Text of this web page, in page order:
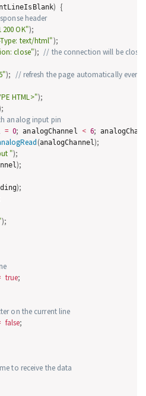
) {
header
200 OK");
text/html");
close"); // the connection will be
); // refresh the page automatically every
HTML>");
;
analog input pin
= 0; analogChannel < 6;
(analogChannel);
");
);
);
);
true;
on the current line
false;
to receive the data